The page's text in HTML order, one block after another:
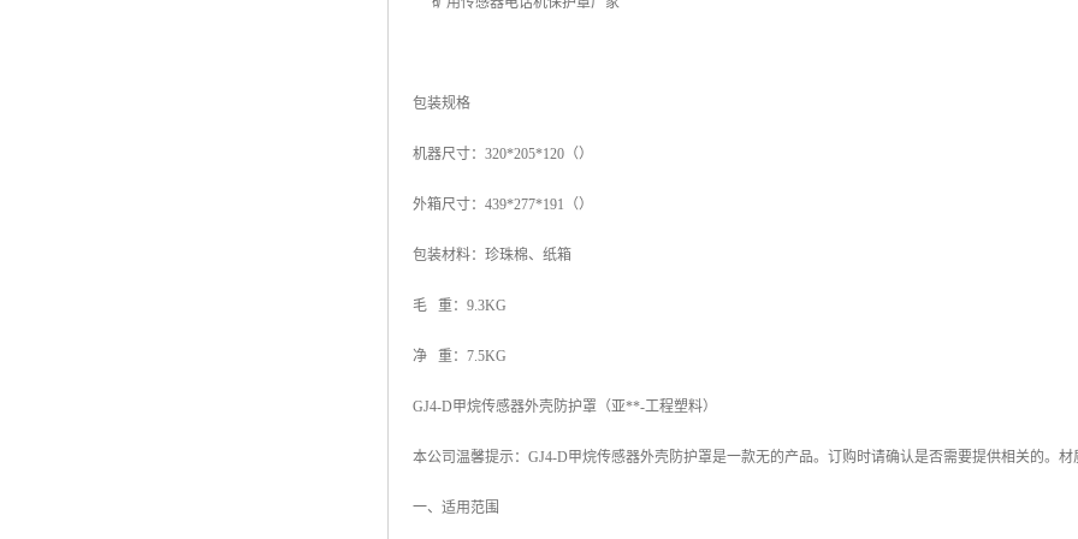
包装规格
机器尺寸：320*205*120（）
外箱尺寸：439*277*191（）
包装材料：珍珠棉、纸箱
毛 重：9.3KG
净 重：7.5KG
GJ4-D甲烷传感器外壳防护罩（亚**-工程塑料）
本公司温馨提示：GJ4-D甲烷传感器外壳防护罩是一款无的产品。订购时请确认是否需要提供相关的。材
一、适用范围